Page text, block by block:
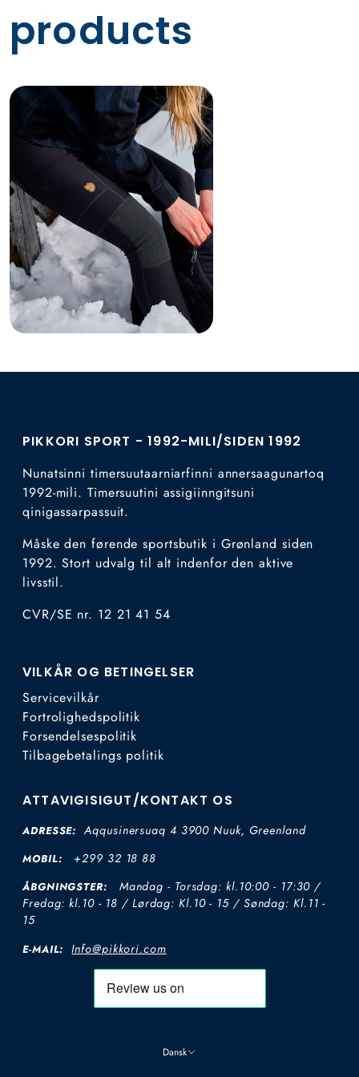
med maksimal bevægelsesfrihed, der er velegnet til kortere
eller længere klatreture, og som fint kan være under et par
Køn:
Til damer
Produktfamilie: Abisko
Trekking
Funktioner:
Sammenfoldelig, Holdbar, Stretch
Miljømæssig info: Fluorcarbonfri imprægnering
82% polyamid, 18% elastan
62% polyamid, 16% aramid, 12% elastan, 10% polyester
Forstærkede områder: Knæ, Ryg
Juridiske oplysninger: Indeholder ikke-tekstildele, som
stammer fra dyr.
products
PIKKORI SPORT - 1992-MILI/SIDEN 1992
Nunatsinni timersuutaarniarfinni annersaagunartoq
1992-mili. Timersuutini assigiinngitsuni
qinigassarpassuit.
Måske den førende sportsbutik i Grønland siden
1992. Stort udvalg til alt indenfor den aktive
livsstil.
CVR/SE nr. 12 21 41 54
VILKÅR OG BETINGELSER
Servicevilkår
Fortrolighedspolitik
Forsendelsespolitik
Tilbagebetalings politik
ATTAVIGISIGUT/KONTAKT OS
ADRESSE: Aqqusinersuaq 4 3900 Nuuk, Greenland
MOBIL: +299 32 18 88
ÅBGNINGSTER:
Mandag - Torsdag: kl.10:00 - 17:30 /
Fredag: kl.10 - 18 / Lørdag: Kl.10 - 15 / Søndag: Kl.11 -
15
E-MAIL: Info@pikkori.com
Dansk